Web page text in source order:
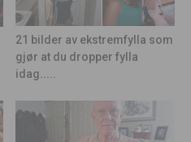
21 bilder av ekstremfylla som
gjør at du dropper fylla
idag.....